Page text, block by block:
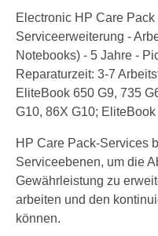
Electronic HP Care
Serviceerweiterung -
Notebooks) - 5 Jahre -
Reparaturzeit: 3-7
EliteBook 650 G9, 735
G10, 86X G10;
HP Care Pack-Services
Serviceebenen, um die
Gewährleistung zu
arbeiten und den
können.